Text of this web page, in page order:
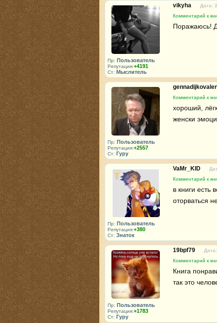
Пр: Пользователь
Репутация:+4191
Ст: Мыслитель
vikyha
Дата:
Комментарий к
Поражаюсь!
Пр: Пользователь
Репутация:+2557
Ст: Гуру
Комментарий к
хороший,
женски
Пр: Пользователь
Репутация:+380
Ст: Знаток
VaMr_KID
Комментарий к
в книги
оторваться
Пр: Пользователь
Репутация:+1783
Ст: Гуру
19bpf79
Комментарий к
Книга
так это